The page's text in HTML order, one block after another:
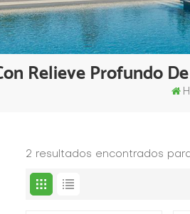
Relieve Profundo
2 resultados encontrados